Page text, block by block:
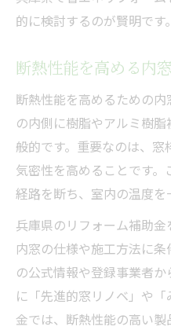
的に検討するのが賢明です。
断熱性能を高める内
断熱性能を高めるための
の内側に樹脂やアルミ樹
般的です。重要なのは、窓
気密性を高めることです
経路を断ち、室内の温度を
兵庫県のリフォーム補助
内窓の仕様や施工方法に
の公式情報や登録事業者
に「先進的窓リノベ」や
金では、断熱性能の高い製